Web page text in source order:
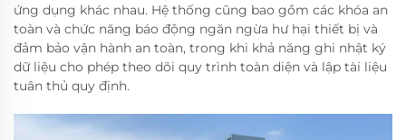
ứng dụng khác nhau. Hệ thống cũng bao gồm các khóa an
toàn và chức năng báo động ngăn ngừa hư hại thiết bị và
đảm bảo vận hành an toàn, trong khi khả năng ghi nhật ký
dữ liệu cho phép theo dõi quy trình toàn diện và lập tài liệu
tuân thủ quy định.